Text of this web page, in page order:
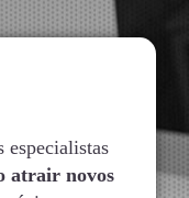
especialistas
atrair novos